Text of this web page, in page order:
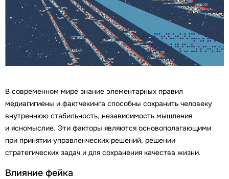
В современном мире знание элементарных правил
медиагигиены и фактчекинга способны сохранить человеку
внутреннюю стабильность, независимость мышления
и ясномыслие. Эти факторы являются основополагающими
при принятии управленческих решений, решении
стратегических задач и для сохранения качества жизни.
Влияние фейка